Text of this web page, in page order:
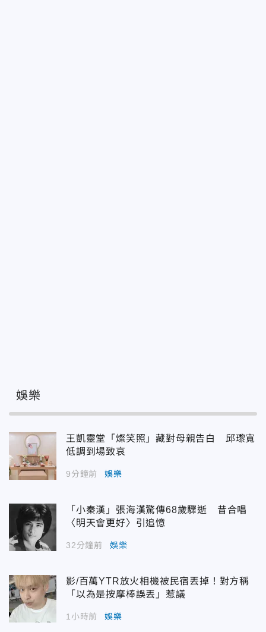
娛樂
王凱靈堂「燦笑照」藏對母親告白 邱瓈寬
低調到場致哀
9分鐘前 娛樂
「小秦漢」張海漢驚傳68歲驟逝 昔合唱
〈明天會更好〉引追憶
32分鐘前 娛樂
影/百萬YTR放火相機被民宿丟掉！對方稱
「以為是按摩棒誤丟」惹議
1小時前 娛樂